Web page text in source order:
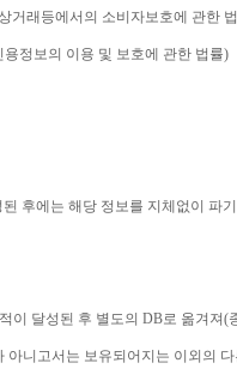
거래등에서의 소비자보호에 관한
용정보의 이용 및 보호에 관한 법률)
후에는 해당 정보를 지체없이 파
이 달성된 후 별도의 DB로 옮겨져(
아니고서는 보유되어지는 이외의